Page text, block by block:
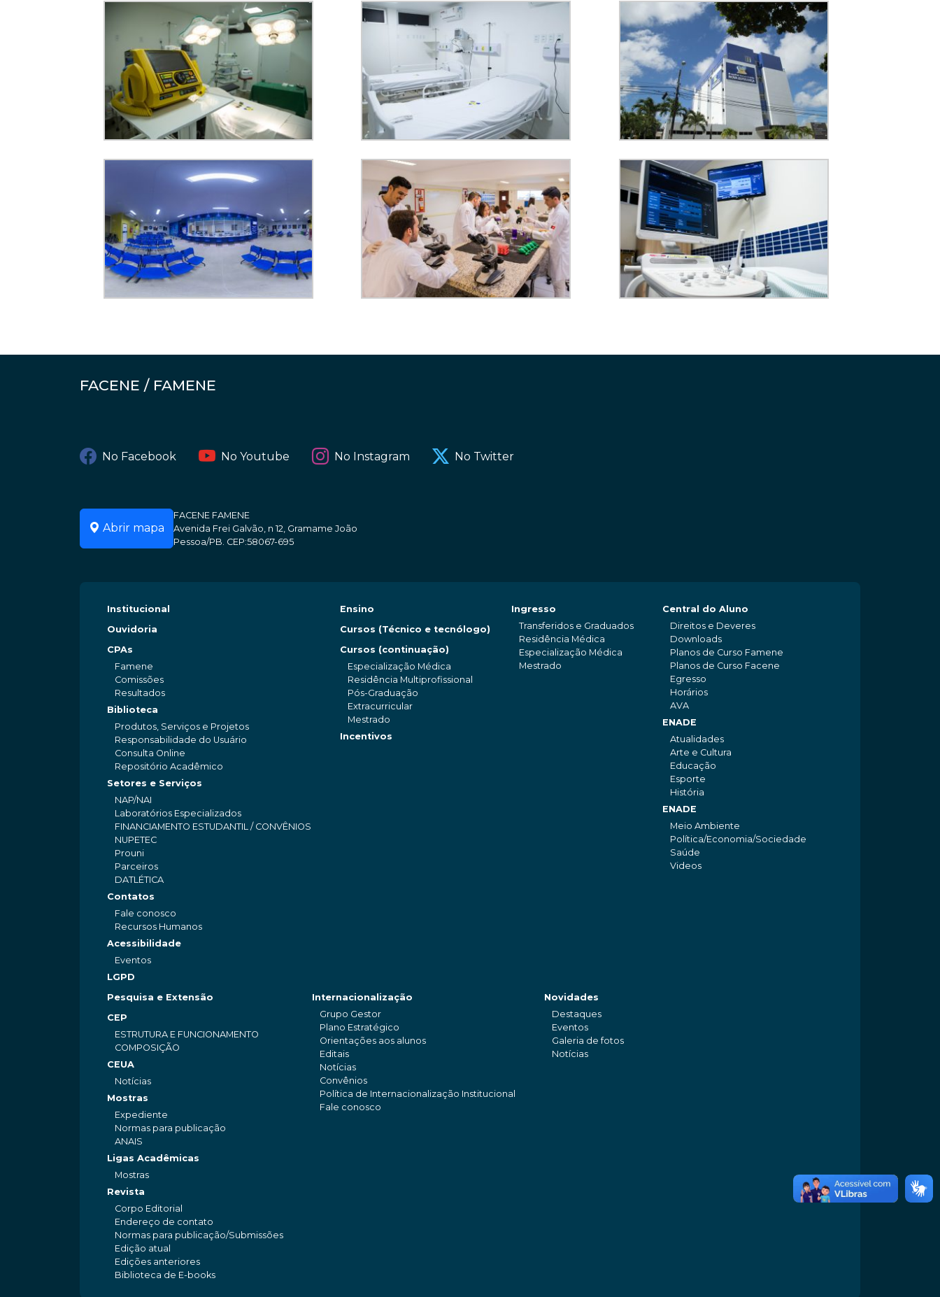
FACENE / FAMENE
No Facebook No Youtube No Instagram No Twitter
Abrir mapa
FACENE FAMENE
Avenida Frei Galvão, n 12, Gramame João
Pessoa/PB. CEP:58067-695
Institucional
Ouvidoria
CPAs
Famene
Comissões
Resultados
Biblioteca
Produtos, Serviços e Projetos
Responsabilidade do Usuário
Consulta Online
Repositório Acadêmico
Setores e Serviços
NAP/NAI
Laboratórios Especializados
FINANCIAMENTO ESTUDANTIL / CONVÊNIOS
NUPETEC
Prouni
Parceiros
DATLÉTICA
Contatos
Fale conosco
Recursos Humanos
Acessibilidade
Eventos
LGPD
Ensino
Cursos (Técnico e tecnólogo)
Cursos (continuação)
Especialização Médica
Residência Multiprofissional
Pós-Graduação
Extracurricular
Mestrado
Incentivos
Ingresso
Transferidos e Graduados
Residência Médica
Especialização Médica
Mestrado
Central do Aluno
Direitos e Deveres
Downloads
Planos de Curso Famene
Planos de Curso Facene
Egresso
Horários
AVA
ENADE
Atualidades
Arte e Cultura
Educação
Esporte
História
ENADE
Meio Ambiente
Política/Economia/Sociedade
Saúde
Videos
Pesquisa e Extensão
CEP
ESTRUTURA E FUNCIONAMENTO
COMPOSIÇÃO
CEUA
Notícias
Mostras
Expediente
Normas para publicação
ANAIS
Ligas Acadêmicas
Mostras
Revista
Corpo Editorial
Endereço de contato
Normas para publicação/Submissões
Edição atual
Edições anteriores
Biblioteca de E-books
Internacionalização
Grupo Gestor
Plano Estratégico
Orientações aos alunos
Editais
Notícias
Convênios
Política de Internacionalização Institucional
Fale conosco
Novidades
Destaques
Eventos
Galeria de fotos
Notícias